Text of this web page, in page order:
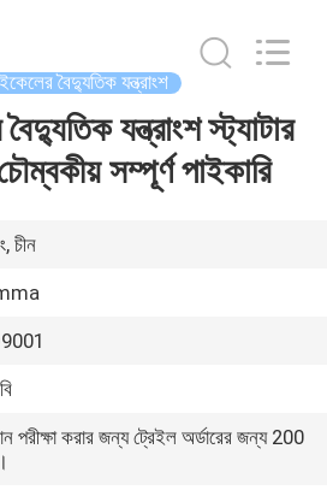
বৈদ্যুতিক যন্ত্রাংশ
যন্ত্রাংশ স্ট্যাটার
সম্পূর্ণ পাইকারি
চীন
পরীক্ষা করার জন্য ট্রেইল অর্ডারের জন্য 200